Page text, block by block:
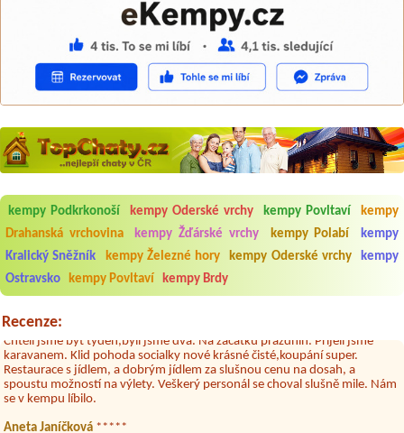
kempy Podkrkonoší kempy Oderské vrchy kempy Povltaví
kempy
Drahanská vrchovina
kempy Žďárské vrchy kempy Polabí
kempy
Kralický Sněžník
kempy Železné hory kempy Oderské vrchy
kempy
Ostravsko
kempy Povltaví kempy Brdy
Recenze:
Byli jsme zde v týdnu od 25.7. do 1.8. 2026. Kemp jako takový je pěkný.
V umývárně i na WC bylo vždy čisto, doplněný papír i utěrky, což při
množství návštěvníků není samozřejmost. V kempu je obchod a
restaurace, kebab a další občerstvení. Co nás ale velice zklamalo byl
celodenní hluk z repráků u stanů a absolutní bezohlednost ostatních
ubytovaných. Přes den jsem si připadala jak na pouti- z každého koutu
hrála jiná hudba.Kemp pěkný, ale takový rámus jsme ještě nezažili...
Jana*****
karavanem. Klid pohoda socialky nové krásné čisté,koupání super.
Restaurace s jídlem, a dobrým jídlem za slušnou cenu na dosah, a
spoustu možností na výlety. Veškerý personál se choval slušně mile. Nám
se v kempu líbilo.
Aneta Janíčková *****